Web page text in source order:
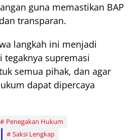
guna memastikan BAP
transparan.
langkah ini menjadi
supremasi
semua pihak, dan agar
dapat dipercaya
Penegakan Hukum
Saksi Lengkap